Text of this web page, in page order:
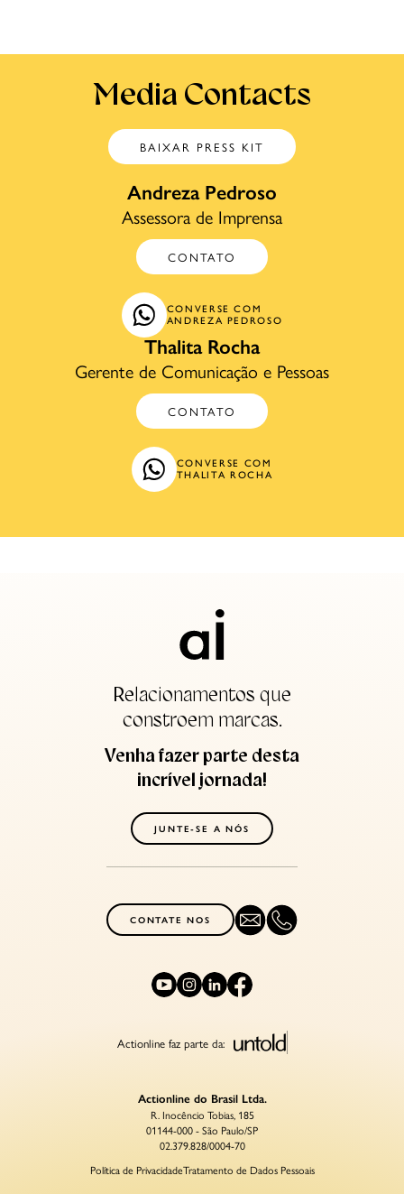
Media Contacts
BAIXAR PRESS KIT
Andreza Pedroso
Assessora de Imprensa
CONTATO
CONVERSE COM
ANDREZA PEDROSO
Thalita Rocha
Gerente de Comunicação e Pessoas
CONTATO
CONVERSE COM
THALITA ROCHA
Relacionamentos que
constroem marcas.
Venha fazer parte desta
incrível jornada!
JUNTE-SE A NÓS
CONTATE NOS
Actionline faz parte da:
Actionline do Brasil Ltda.
R. Inocêncio Tobias, 185
01144-000 - São Paulo/SP
02.379.828/0004-70
Política de PrivacidadeTratamento de Dados Pessoais